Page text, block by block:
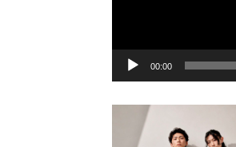
ー
00:00